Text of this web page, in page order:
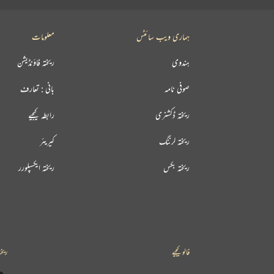
معلومات
ریختہ فاؤنڈیشن
بانی : تعارف
رابطہ کیجیے
کیریئر
ریختہ ایکسپلورر
ہماری ویب سائٹس
ہندوی
صوفی نامہ
ریختہ ڈکشنری
ریختہ لرننگ
ریختہ بکس
فالو کیجیے